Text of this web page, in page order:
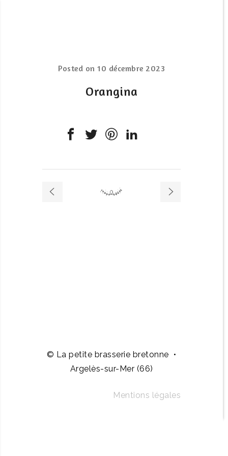
Posted on 10 décembre 2023
Orangina
© La petite brasserie bretonne •
Argelès-sur-Mer (66)
Mentions légales